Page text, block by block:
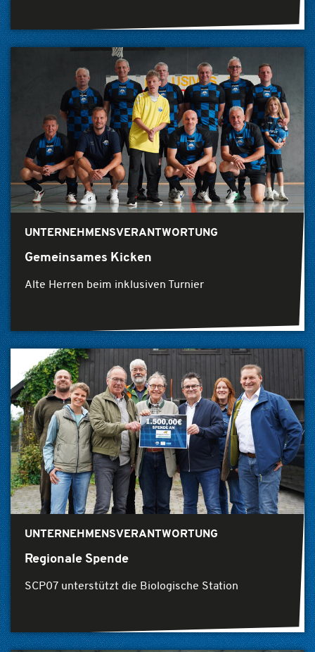
UNTERNEHMENSVERANTWORTUNG
Gemeinsames Kicken
Alte Herren beim inklusiven Turnier
UNTERNEHMENSVERANTWORTUNG
Regionale Spende
SCP07 unterstützt die Biologische Station